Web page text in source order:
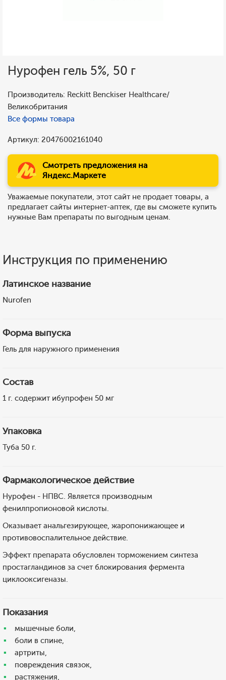
Нурофен гель 5%, 50 г
Производитель: Reckitt Benckiser Healthcare/
Великобритания
Все формы товара
Артикул: 20476002161040
Смотреть предложения на
Яндекс.Маркете
Уважаемые покупатели, этот сайт не продает товары, а
предлагает сайты интернет-аптек, где вы сможете купить
нужные Вам препараты по выгодным ценам.
Инструкция по применению
Латинское название
Nurofen
Форма выпуска
Гель для наружного применения
Состав
1 г. содержит ибупрофен 50 мг
Упаковка
Туба 50 г.
Фармакологическое действие
Нурофен - НПВС. Является производным
фенилпропионовой кислоты.
Оказывает анальгезирующее, жаропонижающее и
противовоспалительное действие.
Эффект препарата обусловлен торможением синтеза
простагландинов за счет блокирования фермента
циклооксигеназы.
Показания
мышечные боли,
боли в спине,
артриты,
повреждения связок,
растяжения,